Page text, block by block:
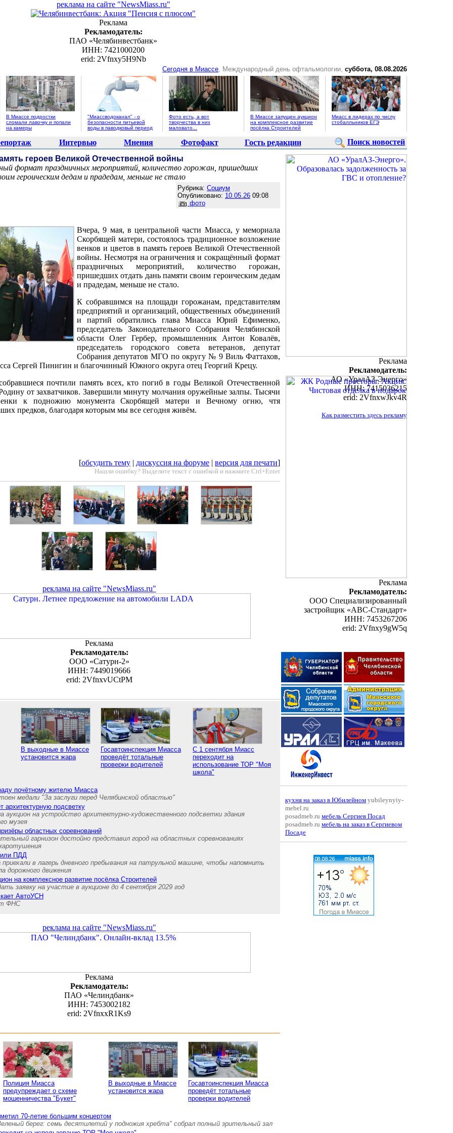
реклама на сайте "NewsMiass.ru"
Реклама
Рекламодатель:
ПАО «Челябинвестбанк»
ИНН: 7421000200
erid: 2Vfnxy5H9Nb
Сегодня в Миассе, Международный день офтальмологии, суббота, 08.08.2026
В Миассе подростки
сломали лавочку и попали
на камеры
"Миассводоканал" - о
безопасности питьевой
воды в паводковый период
Фото есть, а вот
творчества в них
маловато...
В Миассе запущен аукцион
на комплексное развитие
посёлка Строителей
Миасс в лидерах по числу
стобалльников ЕГЭ
Интервью Мнения Фотофакт Гость редакции Поиск новостей
героев Великой Отечественной войны
формат праздничных мероприятий, количество горожан, пришедших
героическим дедам и прадедам, меньше не стало
Рубрика: Социум
Опубликовано: 10.05.26 09:08
фото
Вчера, 9 мая, в центральной части Миасса, у мемориала
Скорбящей матери, состоялось традиционное возложение
венков и цветов в память героев Великой Отечественной
войны. Несмотря на ограничения и сокращённый формат
праздничных мероприятий, количество горожан,
пришедших отдать дань памяти своим героическим дедам
и прадедам, меньше не стало.
К собравшимся на площади горожанам, представителям
предприятий и организаций, общественных объединений
и партий обратились глава Миасса Юрий Ефименко,
председатель Законодательного Собрания Челябинской
области Олег Гербер, промышленник Антон Ковалёв,
председатель городского совета ветеранов, депутат
Собрания депутатов МГО по округу № 9 Виль Фаттахов,
Сергей Пинигин и благочинный Южного округа отец Георгий Крецу.
почтили память всех, кто погиб в годы Великой Отечественной
от захватчиков. Завершили минуту молчания оружейные залпы. Тысячи
к подножию монумента Скорбящей матери и Вечному огню, чтя
предков, благодаря которым мы все сегодня живём.
[обсудить тему | дискуссия на форуме | версия для печати]
Нашли ошибку? Выделите текст с ошибкой и нажмите Ctrl+Enter
реклама на сайте "NewsMiass.ru"
Реклама
Рекламодатель:
ООО «Сатурн-2»
ИНН: 7449019666
erid: 2VfnxvUCtPM
В выходные в Миассе
установится жара
Госавтоинспекция Миасса
проведёт тотальные
проверки водителей
С 1 сентября Миасс
переходит на
использование ТОР "Моя
школа"
почётному жителю Миасса
медали "За заслуги перед Челябинской областью"
архитектурную подсветку
аукцион на устройство архитектурно-художественного подсветки здания
музея
областных соревнований
гарнизон достойно представил город на областных соревнованиях
ПДД
в лагерь дневного пребывания на патрульной машине, чтобы напомнить
дорожного движения
на комплексное развитие посёлка Строителей
заявку на участие в аукционе до 4 сентября 2029 год
АвтоУСН
ФНС
реклама на сайте "NewsMiass.ru"
Реклама
Рекламодатель:
ПАО «Челиндбанк»
ИНН: 7453002182
erid: 2VfnxxR1Ks9
Полиция Миасса
предупреждает о схеме
мошенничества "Букет"
В выходные в Миассе
установится жара
Госавтоинспекция Миасса
проведёт тотальные
проверки водителей
70-летие большим концертом
берег: семь десятилетий у подножия хребта" собрал полный зрительный зал
Реклама
Рекламодатель:
АО «УралАЗ-Энерго»
ИНН: 7415036215
erid: 2VfnxwJkv4R
Как разместить здесь рекламу
Реклама
Рекламодатель:
ООО Специализированный
застройщик «АВС-Стандарт»
ИНН: 7453267206
erid: 2Vfnxy9gW5q
кухня на заказ в Юбилейном yubileynyiy-
mebel.ru
posadmeb.ru мебель Сергиев Посад
posadmeb.ru мебель на заказ в Сергиевом
Посаде